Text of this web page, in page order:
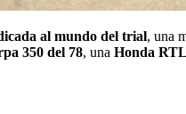
al mundo del trial, una
350 del 78, una Honda